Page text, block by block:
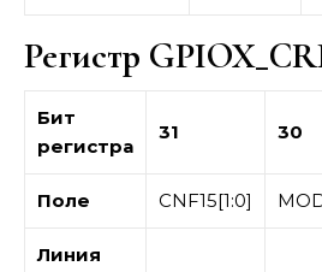
Регистр
Бит
регистра
31 30
Поле CNF15[1:0]
Линия